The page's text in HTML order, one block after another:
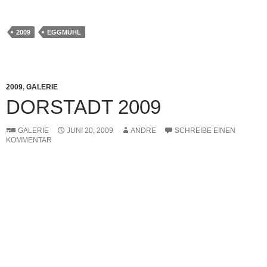
2009 EGGMÜHL
2009, GALERIE
DORSTADT 2009
GALERIE JUNI 20, 2009 ANDRE
SCHREIBE EINEN
KOMMENTAR